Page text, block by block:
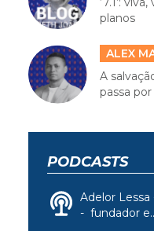
planos
ALEX
A
passa por
PODCASTS
Adelor
- fundador